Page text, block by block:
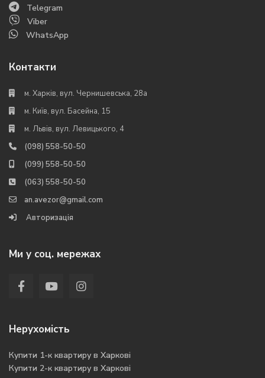
Telegram
Viber
WhatsApp
Контакти
м. Харків, вул. Чернишевська, 28а
м. Київ, вул. Басейна, 15
м. Львів, вул. Левицького, 4
(098) 558-50-50
(099) 558-50-50
(063) 558-50-50
an.avezor@gmail.com
Авторизація
Ми у соц. мережах
Нерухомість
Купити 1-к квартиру в Харкові
Купити 2-к квартиру в Харкові